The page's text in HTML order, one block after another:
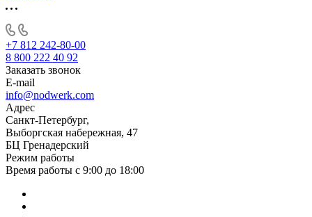
+7 812 242-80-00
8 800 222 40 92
Заказать звонок
E-mail
info@nodwerk.com
Адрес
Санкт-Петербург,
Выборгская набережная, 47
БЦ Гренадерский
Режим работы
Время работы с 9:00 до 18:00